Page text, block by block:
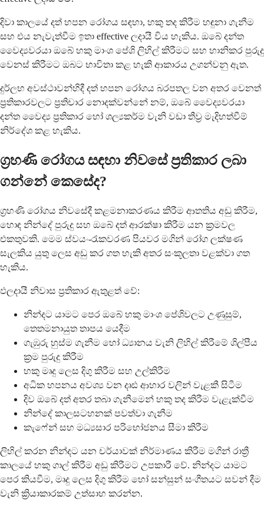
දිවා කාලයේ දත් හපන රෝගය සඳහා, හකු තද කිරීම හඳුනා ගැනීම
සහ එය නැවැත්වීම ඉතා effective ලදායී විය හැකිය. ඔබේ දන්ත
වෛද්‍යවරයා ඔබේ හකු මාංශ පේශි ලිහිල් කිරීමට සහ හානිකර පුරුදු
වෙනස් කිරීමට ඔබට භාවිතා කළ හැකි ආකාරය උගන්වනු ඇත.
දුර්ලභ අවස්ථාවන්හිදී දත් හපන රෝගය බරපතල වන අතර වෙනත්
ප්‍රතිකාරවලට ප්‍රතිචාර නොදක්වන්නේ නම්, ඔබේ වෛද්‍යවරයා
දන්ත වෛද්‍ය ප්‍රතිකාර හෝ ශල්‍යකර්ම වැනි වඩා තීව්‍ර මැදිහත්වීම්
නිර්දේශ කළ හැකිය.
ග්‍රහණි රෝගය සඳහා නිවසේ ප්‍රතිකාර ලබා
ගන්නේ කෙසේද?
ග්‍රහණි රෝගය නිවසේදී කළමනාකරණය කිරීම ආතතිය අඩු කිරීම,
හොඳ නින්දේ පුරුදු සහ ඔබේ දත් ආරක්ෂා කිරීම යන ක්‍රමවල
එකතුවකි. මෙම ස්වයං-රැකවරණ පියවර මගින් රෝග ලක්ෂණ
සැලකිය යුතු ලෙස අඩු කර ගත හැකි අතර සංකූලතා වළක්වා ගත
හැකිය.
ඵලදායී නිවාස ප්‍රතිකාර ඇතුළත් වේ:
නින්දට යාමට පෙර ඔබේ හකු මාංශ පේශිවලට උණුසුම්,
තෙතමනායුත තාපය යෙදීම
ගැඹුරු හුස්ම ගැනීම හෝ ධ්‍යානය වැනි ලිහිල් කිරීමේ ශිල්පීය
ක්‍රම පුරුදු කිරීම
හකු මෘදු ලෙස දිගු කිරීම සහ උල්කිරීම
අධික හපනය අවශ්‍ය වන දෘඪ ආහාර වලින් වැළකී සිටීම
දිව ඔබේ දත් අතර තබා ගැනීමෙන් හකු තද කිරීම වැළැක්වීම
නින්දේ කාලසටහනක් පවත්වා ගැනීම
කැෆේන් සහ මධ්‍යසාර පරිභෝජනය සීමා කිරීම
ලිහිල් කරන නින්දට යන චර්යාවක් නිර්මාණය කිරීම මගින් රාත්‍රී
කාලයේ හකු ගාල් කිරීම අඩු කිරීමට උපකාරී වේ. නින්දට යාමට
පෙර කියවීම, මෘදු ලෙස දිගු කිරීම හෝ සන්සුන් සංගීතයට සවන් දීම
වැනි ක්‍රියාකාරකම් උත්සාහ කරන්න.